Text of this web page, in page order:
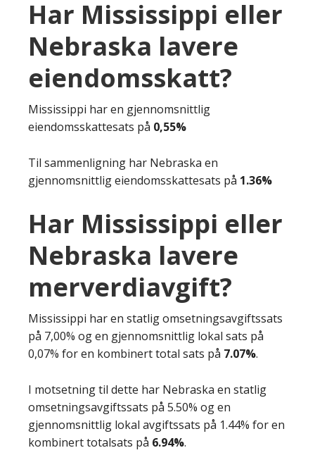
Har Mississippi eller
Nebraska lavere
eiendomsskatt?
Mississippi har en gjennomsnittlig
eiendomsskattesats på 0,55%
Til sammenligning har Nebraska en
gjennomsnittlig eiendomsskattesats på 1.36%
Har Mississippi eller
Nebraska lavere
merverdiavgift?
Mississippi har en statlig omsetningsavgiftssats
på 7,00% og en gjennomsnittlig lokal sats på
0,07% for en kombinert total sats på 7.07%.
I motsetning til dette har Nebraska en statlig
omsetningsavgiftssats på 5.50% og en
gjennomsnittlig lokal avgiftssats på 1.44% for en
kombinert totalsats på 6.94%.